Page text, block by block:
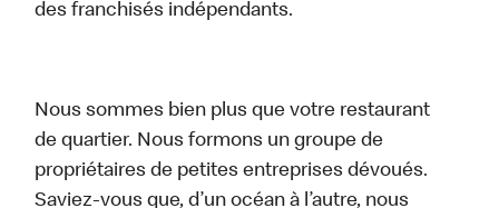
des franchisés indépendants.
Nous sommes bien plus que votre restaurant
de quartier. Nous formons un groupe de
propriétaires de petites entreprises dévoués.
Saviez-vous que, d’un océan à l’autre, nous